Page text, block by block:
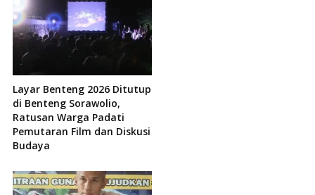
Layar Benteng 2026 Ditutup
di Benteng Sorawolio,
Ratusan Warga Padati
Pemutaran Film dan Diskusi
Budaya